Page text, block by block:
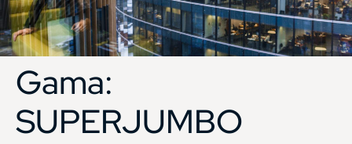
Gama:
SUPERJUMBO